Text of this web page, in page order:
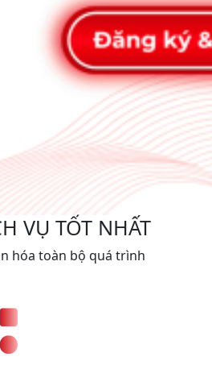
VỤ TỐT NHẤT
hóa toàn bộ quá trình